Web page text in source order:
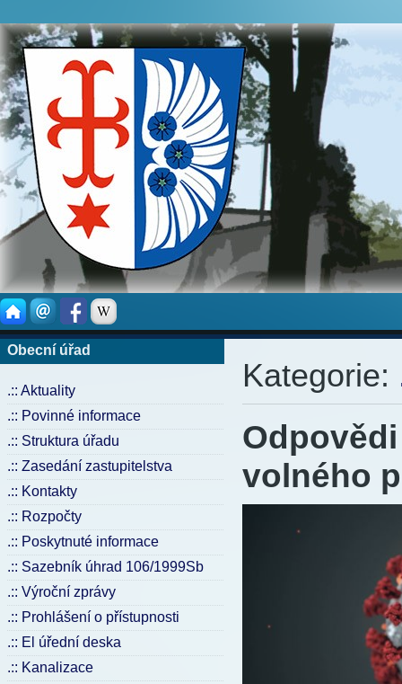
Obecní úřad
.:: Aktuality
.:: Povinné informace
.:: Struktura úřadu
.:: Zasedání zastupitelstva
.:: Kontakty
.:: Rozpočty
.:: Poskytnuté informace
.:: Sazebník úhrad 106/1999Sb
.:: Výroční zprávy
.:: Prohlášení o přístupnosti
.:: El úřední deska
.:: Kanalizace
Kategorie:
volného